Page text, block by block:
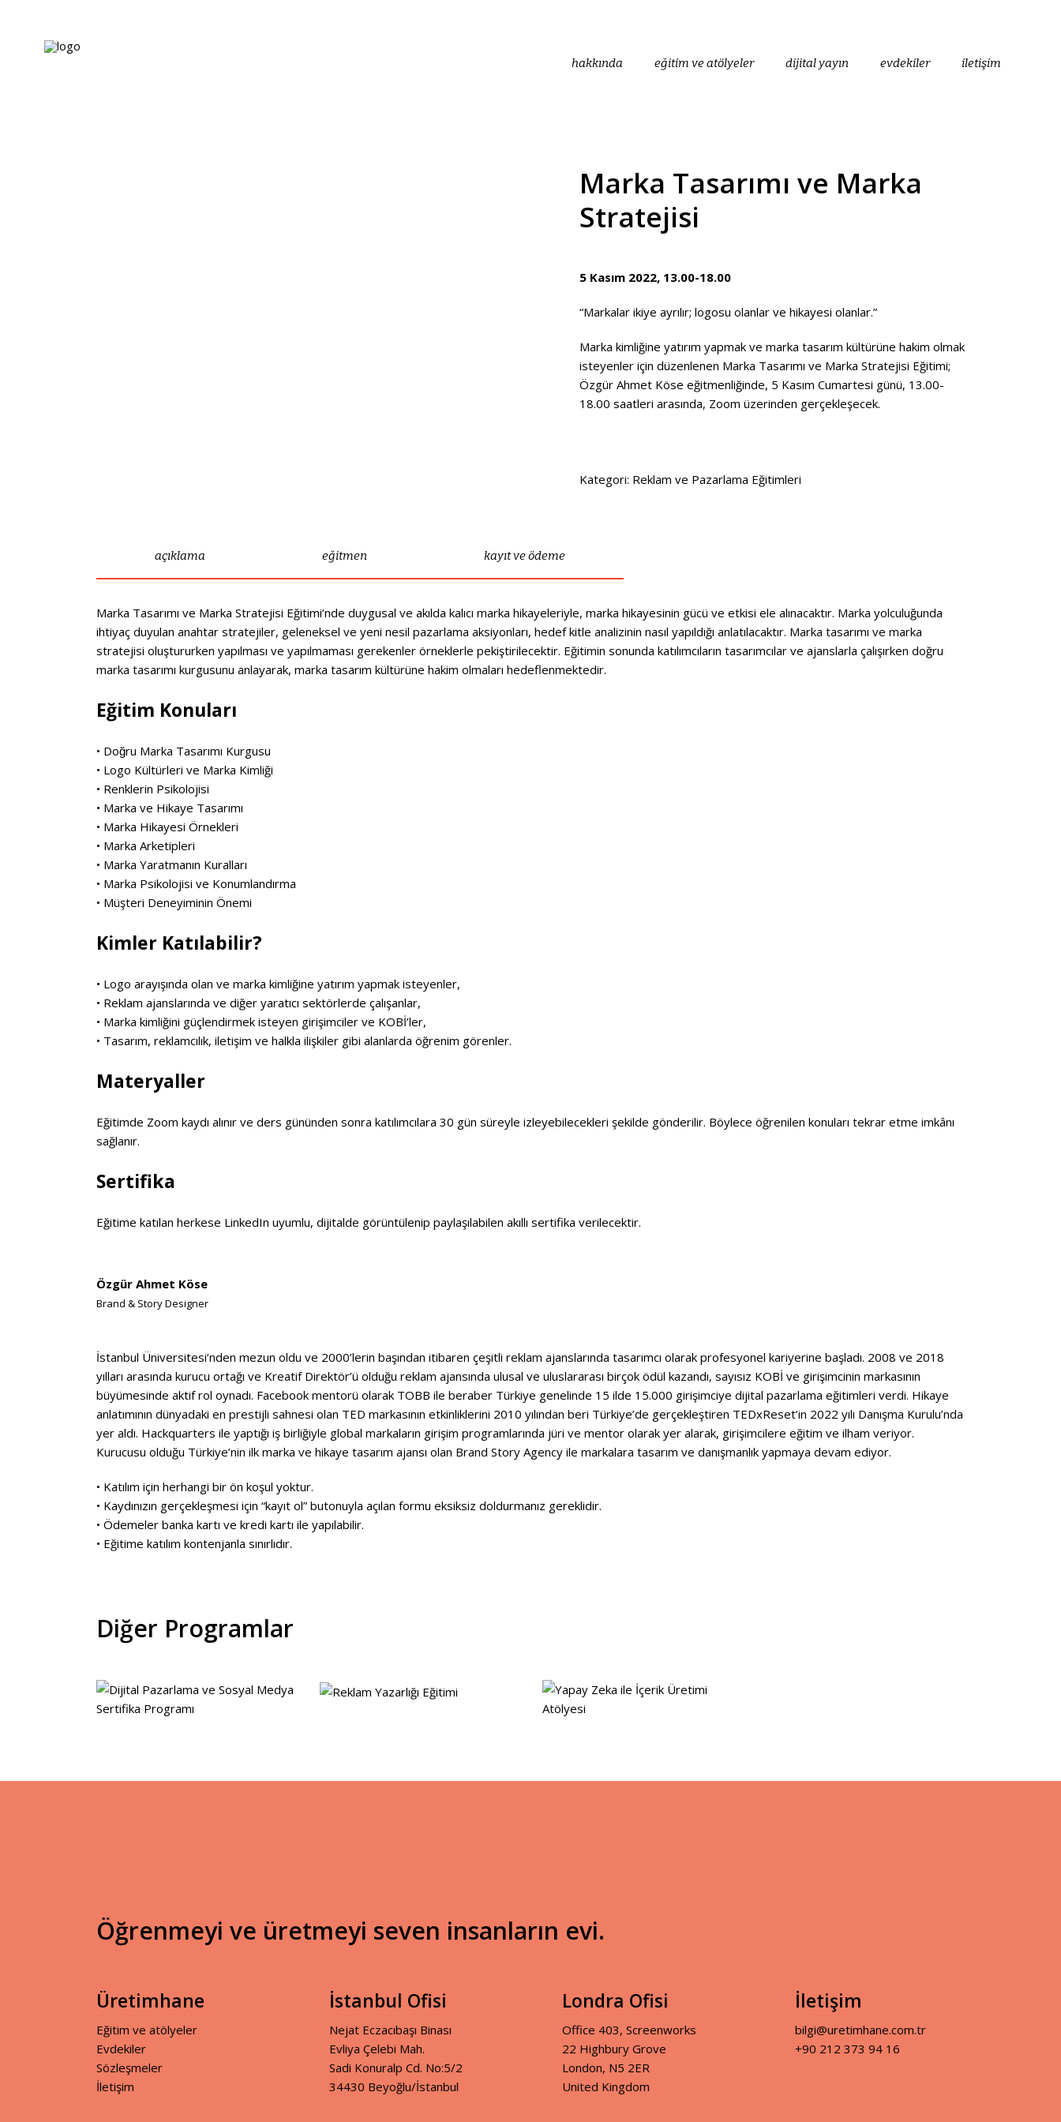
hakkında eğitim ve atölyeler dijital yayın evdekiler iletişim
Marka Tasarımı ve Marka
Stratejisi
5 Kasım 2022, 13.00-18.00
“Markalar ikiye ayrılır; logosu olanlar ve hikayesi olanlar.”
Marka kimliğine yatırım yapmak ve marka tasarım kültürüne hakim olmak
isteyenler için düzenlenen Marka Tasarımı ve Marka Stratejisi Eğitimi;
Özgür Ahmet Köse eğitmenliğinde, 5 Kasım Cumartesi günü, 13.00-
18.00 saatleri arasında, Zoom üzerinden gerçekleşecek.
Kategori: Reklam ve Pazarlama Eğitimleri
açıklama eğitmen kayıt ve ödeme
Marka Tasarımı ve Marka Stratejisi Eğitimi’nde duygusal ve akılda kalıcı marka hikayeleriyle, marka hikayesinin gücü ve etkisi ele alınacaktır. Marka yolculuğunda
ihtiyaç duyulan anahtar stratejiler, geleneksel ve yeni nesil pazarlama aksiyonları, hedef kitle analizinin nasıl yapıldığı anlatılacaktır. Marka tasarımı ve marka
stratejisi oluştururken yapılması ve yapılmaması gerekenler örneklerle pekiştirilecektir. Eğitimin sonunda katılımcıların tasarımcılar ve ajanslarla çalışırken doğru
marka tasarımı kurgusunu anlayarak, marka tasarım kültürüne hakim olmaları hedeflenmektedir.
Eğitim Konuları
• Doğru Marka Tasarımı Kurgusu
• Logo Kültürleri ve Marka Kimliği
• Renklerin Psikolojisi
• Marka ve Hikaye Tasarımı
• Marka Hikayesi Örnekleri
• Marka Arketipleri
• Marka Yaratmanın Kuralları
• Marka Psikolojisi ve Konumlandırma
• Müşteri Deneyiminin Önemi
Kimler Katılabilir?
• Logo arayışında olan ve marka kimliğine yatırım yapmak isteyenler,
• Reklam ajanslarında ve diğer yaratıcı sektörlerde çalışanlar,
• Marka kimliğini güçlendirmek isteyen girişimciler ve KOBİ’ler,
• Tasarım, reklamcılık, iletişim ve halkla ilişkiler gibi alanlarda öğrenim görenler.
Materyaller
Eğitimde Zoom kaydı alınır ve ders gününden sonra katılımcılara 30 gün süreyle izleyebilecekleri şekilde gönderilir. Böylece öğrenilen konuları tekrar etme imkânı
sağlanır.
Sertifika
Eğitime katılan herkese LinkedIn uyumlu, dijitalde görüntülenip paylaşılabilen akıllı sertifika verilecektir.
Özgür Ahmet Köse
Brand & Story Designer
İstanbul Üniversitesi’nden mezun oldu ve 2000’lerin başından itibaren çeşitli reklam ajanslarında tasarımcı olarak profesyonel kariyerine başladı. 2008 ve 2018
yılları arasında kurucu ortağı ve Kreatif Direktör’ü olduğu reklam ajansında ulusal ve uluslararası birçok ödül kazandı, sayısız KOBİ ve girişimcinin markasının
büyümesinde aktif rol oynadı. Facebook mentorü olarak TOBB ile beraber Türkiye genelinde 15 ilde 15.000 girişimciye dijital pazarlama eğitimleri verdi. Hikaye
anlatımının dünyadaki en prestijli sahnesi olan TED markasının etkinliklerini 2010 yılından beri Türkiye’de gerçekleştiren TEDxReset’in 2022 yılı Danışma Kurulu’nda
yer aldı. Hackquarters ile yaptığı iş birliğiyle global markaların girişim programlarında jüri ve mentor olarak yer alarak, girişimcilere eğitim ve ilham veriyor.
Kurucusu olduğu Türkiye’nin ilk marka ve hikaye tasarım ajansı olan Brand Story Agency ile markalara tasarım ve danışmanlık yapmaya devam ediyor.
• Katılım için herhangi bir ön koşul yoktur.
• Kaydınızın gerçekleşmesi için “kayıt ol” butonuyla açılan formu eksiksiz doldurmanız gereklidir.
• Ödemeler banka kartı ve kredi kartı ile yapılabilir.
• Eğitime katılım kontenjanla sınırlıdır.
Diğer Programlar
detaylar
Öğrenmeyi ve üretmeyi seven insanların evi.
Üretimhane
Eğitim ve atölyeler
Evdekiler
Sözleşmeler
İletişim
İstanbul Ofisi
Nejat Eczacıbaşı Binası
Evliya Çelebi Mah.
Sadi Konuralp Cd. No:5/2
34430 Beyoğlu/İstanbul
Londra Ofisi
Office 403, Screenworks
22 Highbury Grove
London, N5 2ER
United Kingdom
İletişim
bilgi@uretimhane.com.tr
+90 212 373 94 16